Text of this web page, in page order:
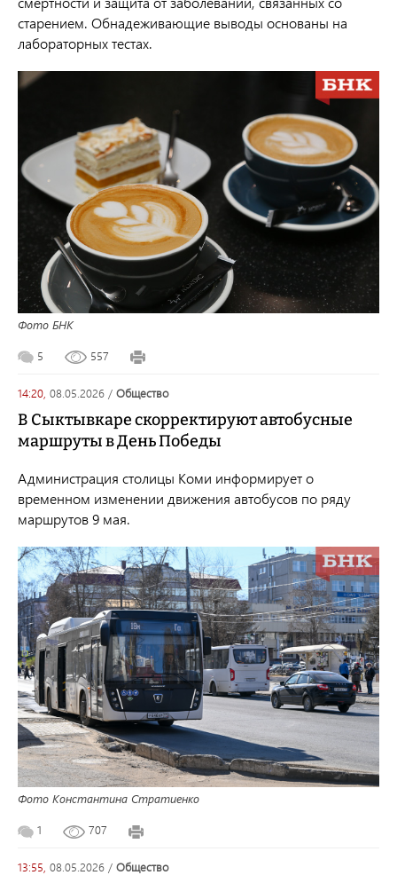
старением. Обнадеживающие выводы основаны на
лабораторных тестах.
Фото БНК
5 557
14:20, 08.05.2026 / общество
В Сыктывкаре скорректируют автобусные
маршруты в День Победы
Администрация столицы Коми информирует о
временном изменении движения автобусов по ряду
маршрутов 9 мая.
Фото Константина Стратиенко
1 707
13:55, 08.05.2026 / общество